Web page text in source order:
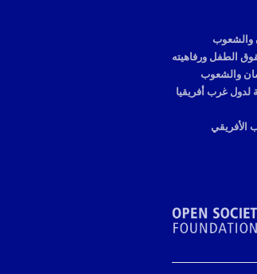
والشعوب
الطفل ورفاهيته
والشعوب
لدول غرب أفريقيا
الأفريقي